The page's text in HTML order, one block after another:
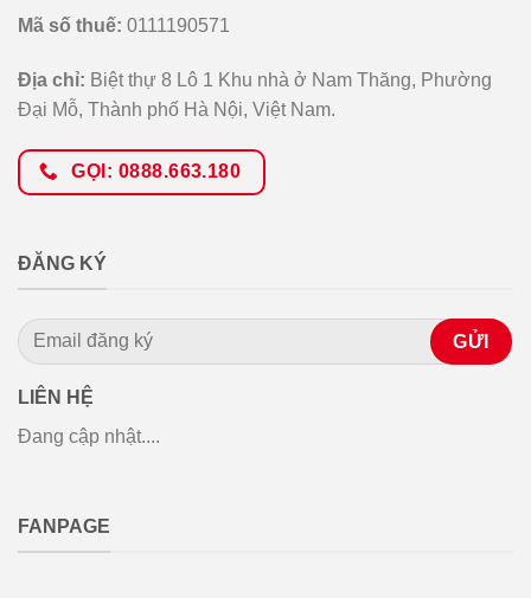
Mã số thuế: 0111190571
Địa chỉ: Biệt thự 8 Lô 1 Khu nhà ở Nam Thăng, Phường
Đại Mỗ, Thành phố Hà Nội, Việt Nam.
GỌI: 0888.663.180
ĐĂNG KÝ
LIÊN HỆ
Đang cập nhật....
FANPAGE